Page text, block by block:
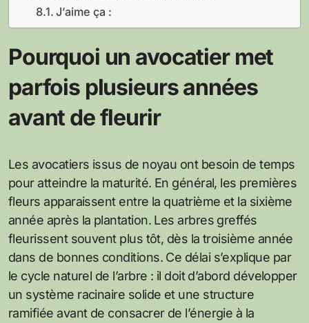
J’aime ça :
Pourquoi un avocatier met
parfois plusieurs années
avant de fleurir
Les avocatiers issus de noyau ont besoin de temps
pour atteindre la maturité. En général, les premières
fleurs apparaissent entre la quatrième et la sixième
année après la plantation. Les arbres greffés
fleurissent souvent plus tôt, dès la troisième année
dans de bonnes conditions. Ce délai s’explique par
le cycle naturel de l’arbre : il doit d’abord développer
un système racinaire solide et une structure
ramifiée avant de consacrer de l’énergie à la